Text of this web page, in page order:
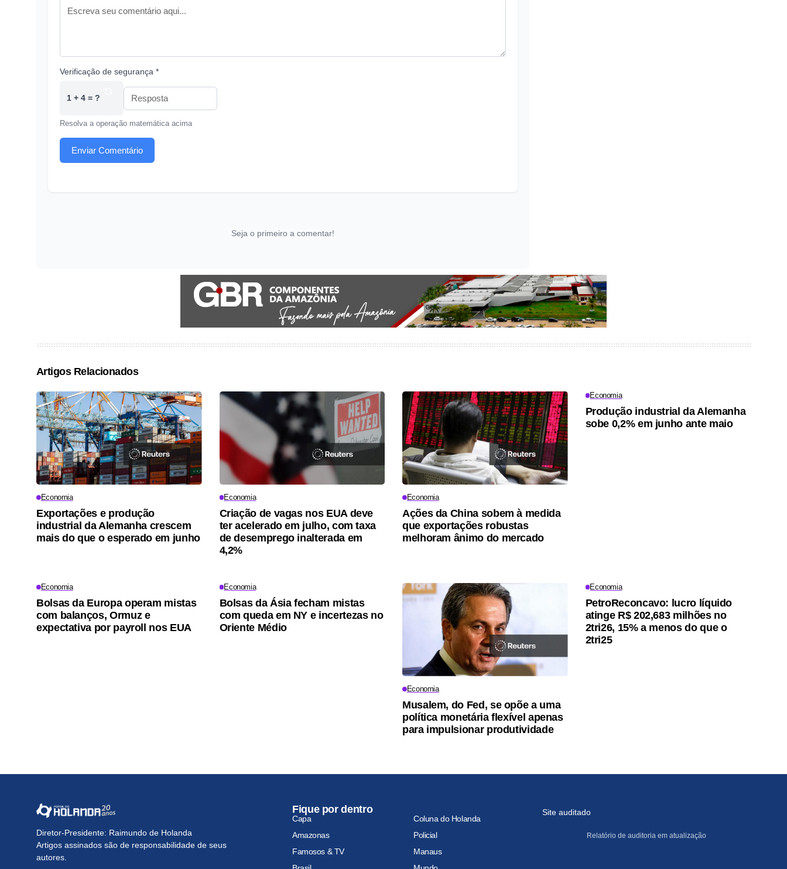
Verificação de segurança *
1 + 4 = ?
Resolva a operação matemática acima
Enviar Comentário
Seja o primeiro a comentar!
Artigos Relacionados
Economia
Exportações e produção
industrial da Alemanha crescem
mais do que o esperado em junho
Economia
Criação de vagas nos EUA deve
ter acelerado em julho, com taxa
de desemprego inalterada em
4,2%
Economia
Ações da China sobem à medida
que exportações robustas
melhoram ânimo do mercado
Economia
Produção industrial da Alemanha
sobe 0,2% em junho ante maio
Economia
Bolsas da Europa operam mistas
com balanços, Ormuz e
expectativa por payroll nos EUA
Economia
Bolsas da Ásia fecham mistas
com queda em NY e incertezas no
Oriente Médio
Economia
Musalem, do Fed, se opõe a uma
política monetária flexível apenas
para impulsionar produtividade
Economia
PetroReconcavo: lucro líquido
atinge R$ 202,683 milhões no
2tri26, 15% a menos do que o
2tri25
Diretor-Presidente: Raimundo de Holanda
Artigos assinados são de responsabilidade de seus
autores.
Fique por dentro
Capa
Coluna do Holanda
Amazonas
Policial
Famosos & TV
Manaus
Site auditado
Relatório de auditoria em atualização